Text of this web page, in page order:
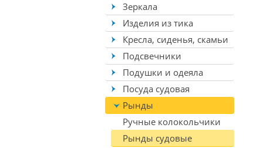
Зеркала
Изделия из тика
Кресла, сиденья, скамьи
Подсвечники
Подушки и одеяла
Посуда судовая
Рынды
Ручные колокольчики
Рынды судовые